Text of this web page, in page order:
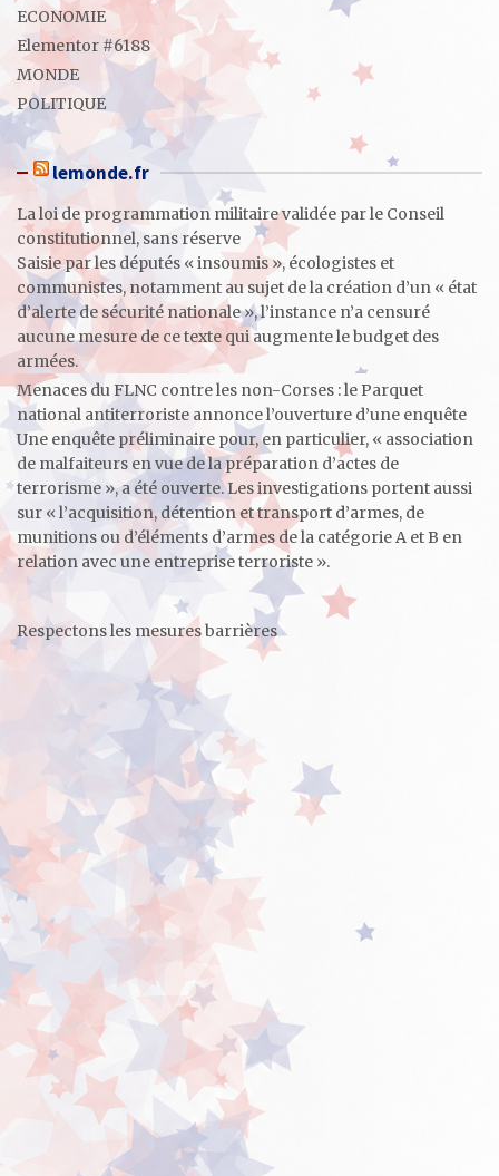
ECONOMIE
Elementor #6188
MONDE
POLITIQUE
lemonde.fr
La loi de programmation militaire validée par le Conseil
constitutionnel, sans réserve
Saisie par les députés « insoumis », écologistes et
communistes, notamment au sujet de la création d’un « état
d’alerte de sécurité nationale », l’instance n’a censuré
aucune mesure de ce texte qui augmente le budget des
armées.
Menaces du FLNC contre les non-Corses : le Parquet
national antiterroriste annonce l’ouverture d’une enquête
Une enquête préliminaire pour, en particulier, « association
de malfaiteurs en vue de la préparation d’actes de
terrorisme », a été ouverte. Les investigations portent aussi
sur « l’acquisition, détention et transport d’armes, de
munitions ou d’éléments d’armes de la catégorie A et B en
relation avec une entreprise terroriste ».
Respectons les mesures barrières